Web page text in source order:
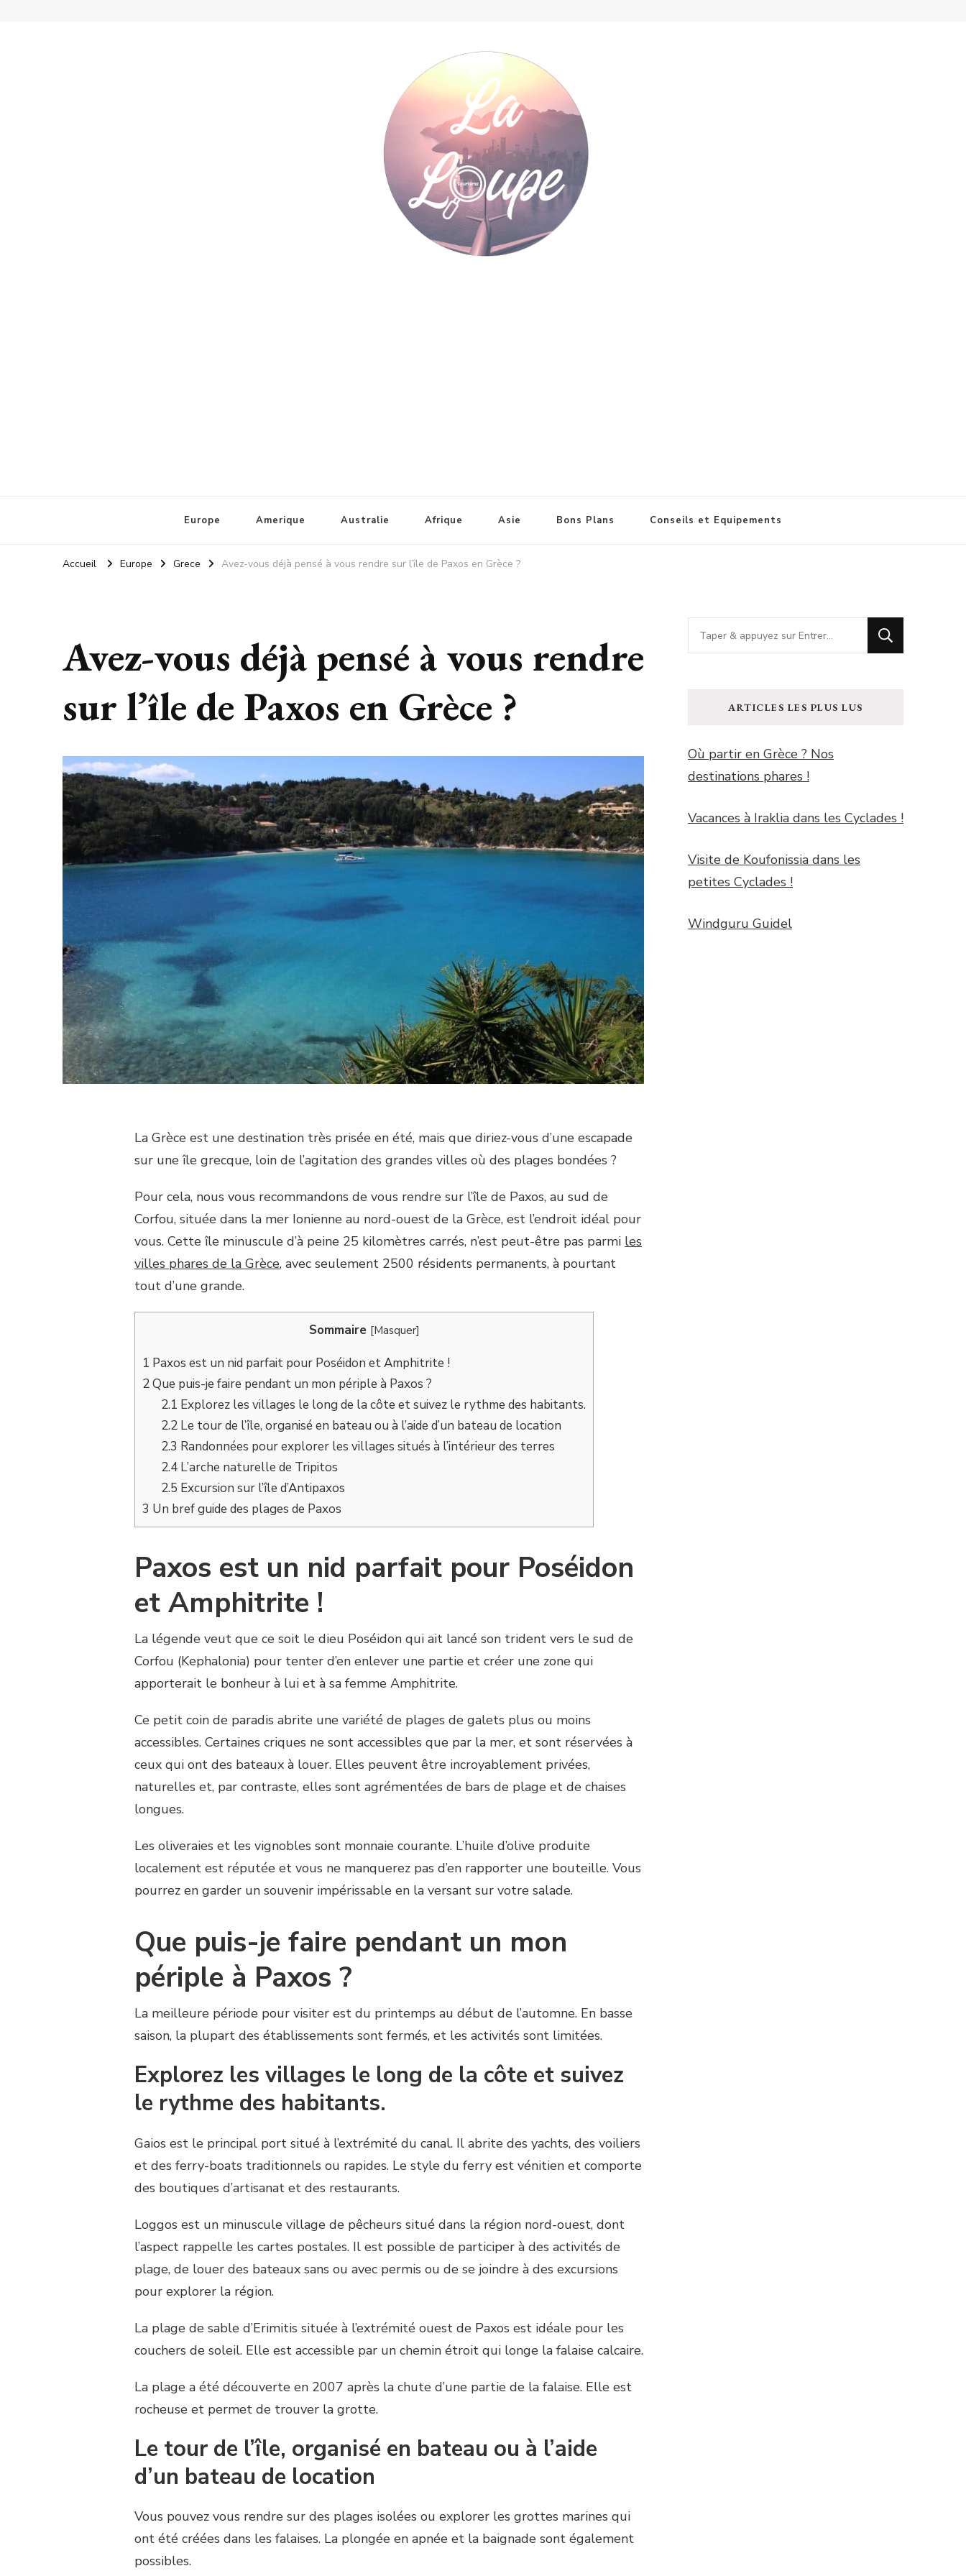
Europe Amerique Australie Afrique Asie Bons Plans Conseils et Equipements
Accueil Europe Grece Avez-vous déjà pensé à vous rendre sur l’île de Paxos en Grèce ?
Avez-vous déjà pensé à vous rendre
sur l’île de Paxos en Grèce ?
La Grèce est une destination très prisée en été, mais que diriez-vous d’une escapade
sur une île grecque, loin de l’agitation des grandes villes où des plages bondées ?
Pour cela, nous vous recommandons de vous rendre sur l’île de Paxos, au sud de
Corfou, située dans la mer Ionienne au nord-ouest de la Grèce, est l’endroit idéal pour
vous. Cette île minuscule d’à peine 25 kilomètres carrés, n’est peut-être pas parmi les
villes phares de la Grèce, avec seulement 2500 résidents permanents, à pourtant
tout d’une grande.
Sommaire [Masquer]
1 Paxos est un nid parfait pour Poséidon et Amphitrite !
2Que puis-je faire pendant un mon périple à Paxos ?
2.1 Explorez les villages le long de la côte et suivez le rythme des habitants.
2.2Le tour de l’île, organisé en bateau ou à l’aide d’un bateau de location
2.3 Randonnées pour explorer les villages situés à l’intérieur des terres
2.4L’arche naturelle de Tripitos
2.5 Excursion sur l’île d’Antipaxos
3 Un bref guide des plages de Paxos
Paxos est un nid parfait pour Poséidon
et Amphitrite !
La légende veut que ce soit le dieu Poséidon qui ait lancé son trident vers le sud de
Corfou (Kephalonia) pour tenter d’en enlever une partie et créer une zone qui
apporterait le bonheur à lui et à sa femme Amphitrite.
Ce petit coin de paradis abrite une variété de plages de galets plus ou moins
accessibles. Certaines criques ne sont accessibles que par la mer, et sont réservées à
ceux qui ont des bateaux à louer. Elles peuvent être incroyablement privées,
naturelles et, par contraste, elles sont agrémentées de bars de plage et de chaises
longues.
Les oliveraies et les vignobles sont monnaie courante. L’huile d’olive produite
localement est réputée et vous ne manquerez pas d’en rapporter une bouteille. Vous
pourrez en garder un souvenir impérissable en la versant sur votre salade.
Que puis-je faire pendant un mon
périple à Paxos ?
La meilleure période pour visiter est du printemps au début de l’automne. En basse
saison, la plupart des établissements sont fermés, et les activités sont limitées.
Explorez les villages le long de la côte et suivez
le rythme des habitants.
Gaios est le principal port situé à l’extrémité du canal. Il abrite des yachts, des voiliers
et des ferry-boats traditionnels ou rapides. Le style du ferry est vénitien et comporte
des boutiques d’artisanat et des restaurants.
Loggos est un minuscule village de pêcheurs situé dans la région nord-ouest, dont
l’aspect rappelle les cartes postales. Il est possible de participer à des activités de
plage, de louer des bateaux sans ou avec permis ou de se joindre à des excursions
pour explorer la région.
La plage de sable d’Erimitis située à l’extrémité ouest de Paxos est idéale pour les
couchers de soleil. Elle est accessible par un chemin étroit qui longe la falaise calcaire.
La plage a été découverte en 2007 après la chute d’une partie de la falaise. Elle est
rocheuse et permet de trouver la grotte.
Le tour de l’île, organisé en bateau ou à l’aide
d’un bateau de location
Vous pouvez vous rendre sur des plages isolées ou explorer les grottes marines qui
ont été créées dans les falaises. La plongée en apnée et la baignade sont également
possibles.
Vous
recherchiez
ARTICLES LES PLUS LUS
Où partir en Grèce ? Nos
destinations phares !
Vacances à Iraklia dans les Cyclades !
Visite de Koufonissia dans les
petites Cyclades !
Windguru Guidel